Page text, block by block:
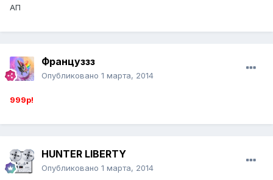
АП
Француззз
Опубликовано 1 марта, 2014
999р!
HUNTER LIBERTY
Опубликовано 1 марта, 2014